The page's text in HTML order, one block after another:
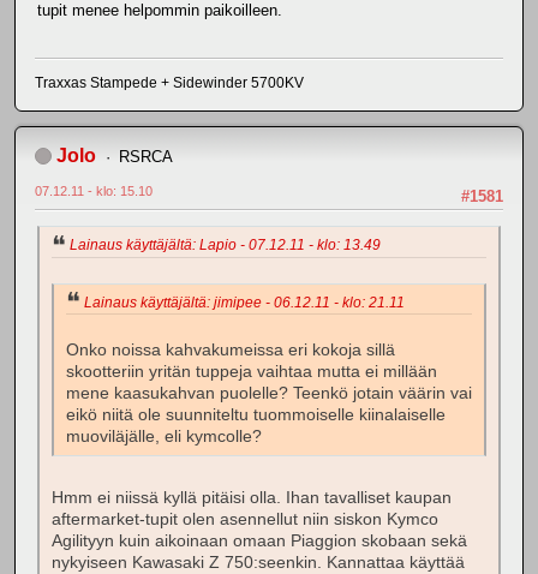
tupit menee helpommin paikoilleen.
Traxxas Stampede + Sidewinder 5700KV
Jolo RSRCA
#1581
07.12.11 - klo: 15.10
Lainaus käyttäjältä: Lapio - 07.12.11 - klo: 13.49
Lainaus käyttäjältä: jimipee - 06.12.11 - klo: 21.11
Onko noissa kahvakumeissa eri kokoja sillä
skootteriin yritän tuppeja vaihtaa mutta ei millään
mene kaasukahvan puolelle? Teenkö jotain väärin vai
eikö niitä ole suunniteltu tuommoiselle kiinalaiselle
muoviläjälle, eli kymcolle?
Hmm ei niissä kyllä pitäisi olla. Ihan tavalliset kaupan
aftermarket-tupit olen asennellut niin siskon Kymco
Agilityyn kuin aikoinaan omaan Piaggion skobaan sekä
nykyiseen Kawasaki Z 750:seenkin. Kannattaa käyttää